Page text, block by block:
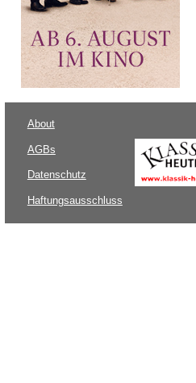
About
AGBs
Datenschutz
Haftungsausschluss